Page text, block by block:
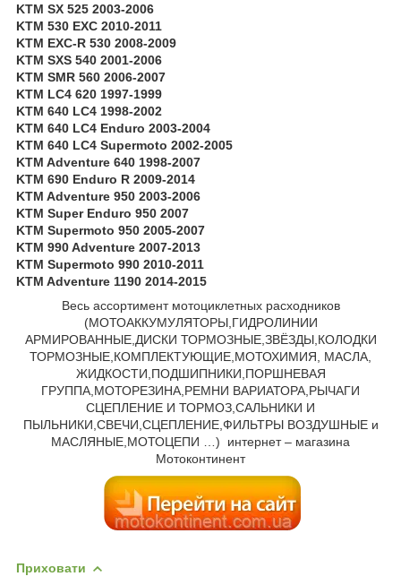
KTM SX 525 2003-2006
KTM 530 EXC 2010-2011
KTM EXC-R 530 2008-2009
KTM SXS 540 2001-2006
KTM SMR 560 2006-2007
KTM LC4 620 1997-1999
KTM 640 LC4 1998-2002
KTM 640 LC4 Enduro 2003-2004
KTM 640 LC4 Supermoto 2002-2005
KTM Adventure 640 1998-2007
KTM 690 Enduro R 2009-2014
KTM Adventure 950 2003-2006
KTM Super Enduro 950 2007
KTM Supermoto 950 2005-2007
KTM 990 Adventure 2007-2013
KTM Supermoto 990 2010-2011
KTM Adventure 1190 2014-2015
Весь ассортимент мотоциклетных расходников
(МОТОАККУМУЛЯТОРЫ,ГИДРОЛИНИИ
АРМИРОВАННЫЕ,ДИСКИ ТОРМОЗНЫЕ,ЗВЁЗДЫ,КОЛОДКИ
ТОРМОЗНЫЕ,КОМПЛЕКТУЮЩИЕ,МОТОХИМИЯ, МАСЛА,
ЖИДКОСТИ,ПОДШИПНИКИ,ПОРШНЕВАЯ
ГРУППА,МОТОРЕЗИНА,РЕМНИ ВАРИАТОРА,РЫЧАГИ
СЦЕПЛЕНИЕ И ТОРМОЗ,САЛЬНИКИ И
ПЫЛЬНИКИ,СВЕЧИ,СЦЕПЛЕНИЕ,ФИЛЬТРЫ ВОЗДУШНЫЕ и
МАСЛЯНЫЕ,МОТОЦЕПИ …) интернет – магазина
Мотоконтинент
Приховати